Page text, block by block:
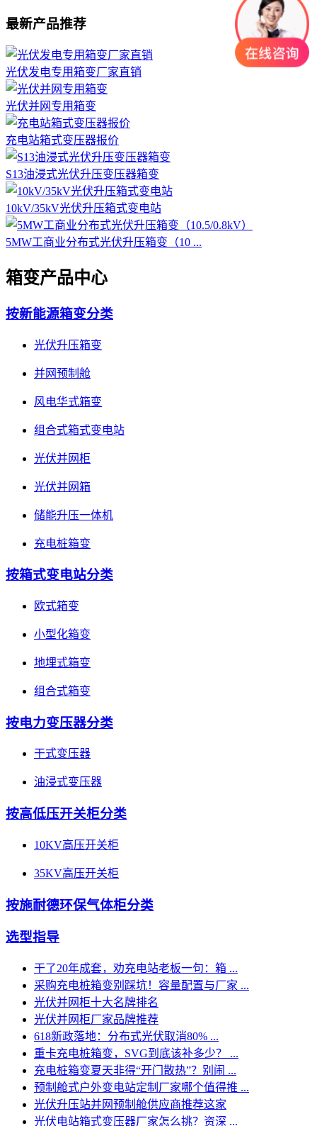
最新产品推荐
光伏发电专用箱变厂家直销
光伏并网专用箱变
充电站箱式变压器报价
S13油浸式光伏升压变压器箱变
10kV/35kV光伏升压箱式变电站
5MW工商业分布式光伏升压箱变（10 ...
箱变产品中心
按新能源箱变分类
光伏升压箱变
并网预制舱
风电华式箱变
组合式箱式变电站
光伏并网柜
光伏并网箱
储能升压一体机
充电桩箱变
按箱式变电站分类
欧式箱变
小型化箱变
地埋式箱变
组合式箱变
按电力变压器分类
干式变压器
油浸式变压器
按高低压开关柜分类
10KV高压开关柜
35KV高压开关柜
按施耐德环保气体柜分类
选型指导
干了20年成套，劝充电站老板一句：箱 ...
采购充电桩箱变别踩坑！容量配置与厂家 ...
光伏并网柜十大名牌排名
光伏并网柜厂家品牌推荐
618新政落地：分布式光伏取消80% ...
重卡充电桩箱变，SVG到底该补多少？ ...
充电桩箱变夏天非得“开门散热”？别闹 ...
预制舱式户外变电站定制厂家哪个值得推 ...
光伏升压站并网预制舱供应商推荐这家
光伏电站箱式变压器厂家怎么挑？资深 ...